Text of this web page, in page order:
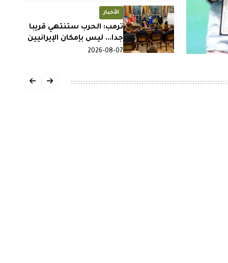
الأخبار
ترمب: الحرب ستنتهي قريبا
جدا... ليس بإمكان الإيرانيين
الصمود طويلا
2026-08-07